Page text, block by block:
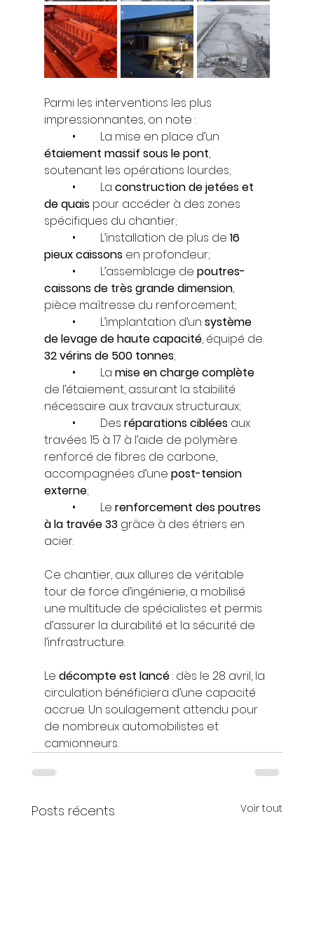
Parmi les interventions les plus
impressionnantes, on note :
	•	La mise en place d’un
étaiement massif sous le pont,
soutenant les opérations lourdes;
	•	La
construction de jetées et
de quais pour accéder à des zones
spécifiques du chantier;
	•	L’installation de plus de
16
pieux caissons en profondeur;
	•	L’assemblage de
poutres-
caissons de très grande dimension,
pièce maîtresse du renforcement;
	•	L’implantation d’un
système
de levage de haute capacité, équipé de
32 vérins de 500 tonnes;
	•	La
mise en charge complète
de l’étaiement, assurant la stabilité
nécessaire aux travaux structuraux;
	•	Des
réparations ciblées aux
travées 15 à 17 à l’aide de polymère
renforcé de fibres de carbone,
accompagnées d’une post-tension
externe;
	•	Le
renforcement des poutres
à la travée 33 grâce à des étriers en
acier.
Ce chantier, aux allures de véritable
tour de force d’ingénierie, a mobilisé
une multitude de spécialistes et permis
d’assurer la durabilité et la sécurité de
l’infrastructure.
Le décompte est lancé : dès le 28 avril, la
circulation bénéficiera d’une capacité
accrue. Un soulagement attendu pour
de nombreux automobilistes et
camionneurs.
Posts récents Voir tout